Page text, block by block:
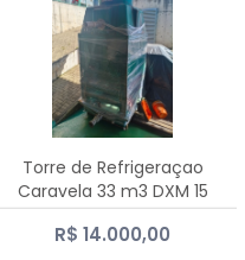
Torre de Refrigeraçao
Caravela 33 m3 DXM 15
R$ 14.000,00